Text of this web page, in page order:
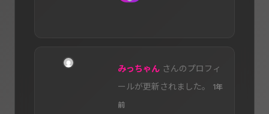
みっちゃん さんのプロフィ
ールが更新されました。
1年
前